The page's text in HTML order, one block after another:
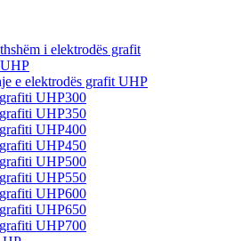
i elektrodës grafit
e elektrodës grafit UHP
UHP300
UHP350
UHP400
UHP450
UHP500
UHP550
UHP600
UHP650
UHP700